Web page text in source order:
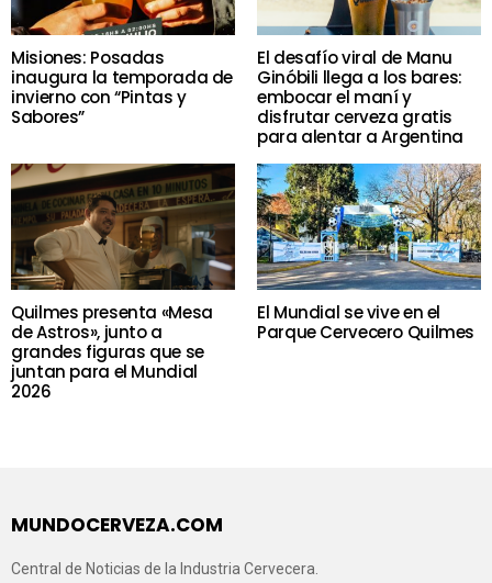
Misiones: Posadas
inaugura la temporada de
invierno con “Pintas y
Sabores”
El desafío viral de Manu
Ginóbili llega a los bares:
embocar el maní y
disfrutar cerveza gratis
para alentar a Argentina
Quilmes presenta «Mesa
de Astros», junto a
grandes figuras que se
juntan para el Mundial
2026
El Mundial se vive en el
Parque Cervecero Quilmes
MUNDOCERVEZA.COM
Central de Noticias de la Industria Cervecera.